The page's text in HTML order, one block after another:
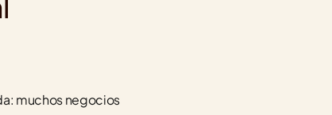
muchos negocios